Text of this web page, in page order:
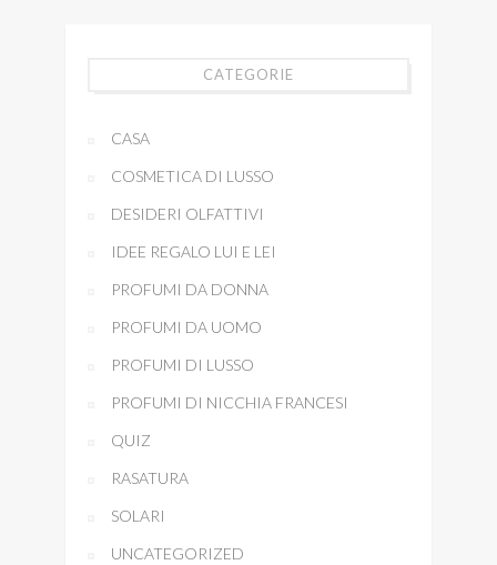
CATEGORIE
CASA
COSMETICA DI LUSSO
DESIDERI OLFATTIVI
IDEE REGALO LUI E LEI
PROFUMI DA DONNA
PROFUMI DA UOMO
PROFUMI DI LUSSO
PROFUMI DI NICCHIA FRANCESI
QUIZ
RASATURA
SOLARI
UNCATEGORIZED